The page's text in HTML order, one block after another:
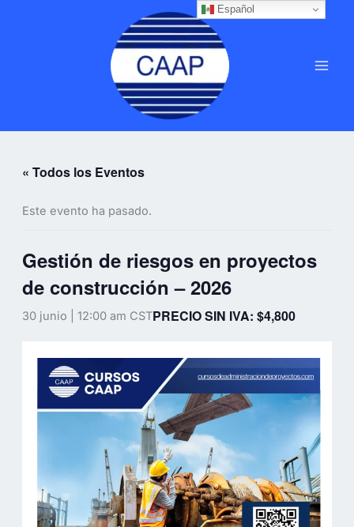
« Todos los Eventos
Este evento ha pasado.
Gestión de riesgos en proyectos
de construcción – 2026
30 junio | 12:00 am CSTPRECIO SIN IVA: $4,800
Español